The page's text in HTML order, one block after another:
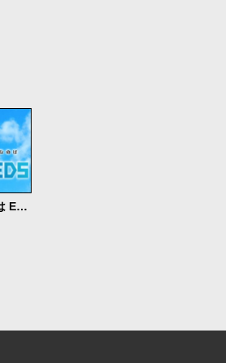
魔法少女リリカルなのは EXCEEDS